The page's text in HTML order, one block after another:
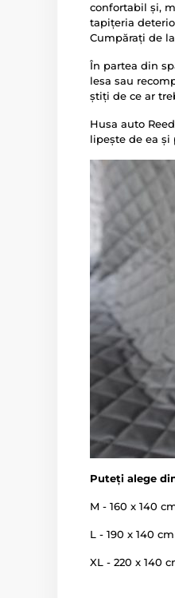
confortabil și,
tapițeria
Cumpărați de
În partea din
lesa sau
știți de ce ar
Husa auto
lipește de ea și
Puteți alege
M - 160 x 140
L - 190 x 140 cm
XL - 220 x 140